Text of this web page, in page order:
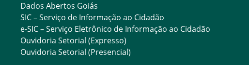
Dados Abertos Goiás
SIC – Serviço de Informação ao Cidadão
e-SIC – Serviço Eletrônico de Informação ao Cidadão
Ouvidoria Setorial (Expresso)
Ouvidoria Setorial (Presencial)